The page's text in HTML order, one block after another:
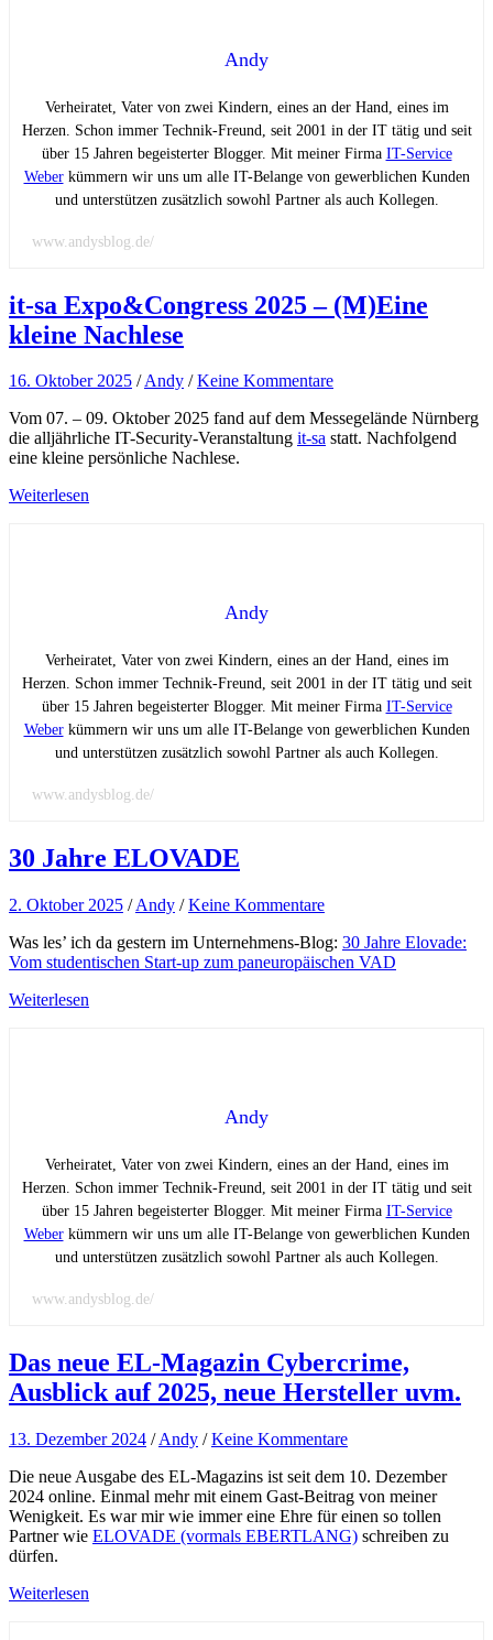
Andy
Verheiratet, Vater von zwei Kindern, eines an der Hand, eines im
Herzen. Schon immer Technik-Freund, seit 2001 in der IT tätig und seit
über 15 Jahren begeisterter Blogger. Mit meiner Firma IT-Service
Weberkümmern wir uns um alle IT-Belange von gewerblichen Kunden
und unterstützen zusätzlich sowohl Partner als auch Kollegen.
www.andysblog.de/
it-sa Expo&Congress 2025 – (M)Eine
kleine Nachlese
16. Oktober 2025 /Andy /Keine Kommentare
Vom 07. – 09. Oktober 2025 fand auf dem Messegelände Nürnberg
die alljährliche IT-Security-Veranstaltung it-sa statt. Nachfolgend
eine kleine persönliche Nachlese.
Weiterlesen
Andy
Verheiratet, Vater von zwei Kindern, eines an der Hand, eines im
Herzen. Schon immer Technik-Freund, seit 2001 in der IT tätig und seit
über 15 Jahren begeisterter Blogger. Mit meiner Firma IT-Service
Weberkümmern wir uns um alle IT-Belange von gewerblichen Kunden
und unterstützen zusätzlich sowohl Partner als auch Kollegen.
www.andysblog.de/
30 Jahre ELOVADE
2. Oktober 2025 /Andy /Keine Kommentare
Was les’ ich da gestern im Unternehmens-Blog: 30 Jahre Elovade:
Vom studentischen Start-up zum paneuropäischen VAD
Weiterlesen
Andy
Verheiratet, Vater von zwei Kindern, eines an der Hand, eines im
Herzen. Schon immer Technik-Freund, seit 2001 in der IT tätig und seit
über 15 Jahren begeisterter Blogger. Mit meiner Firma IT-Service
Weberkümmern wir uns um alle IT-Belange von gewerblichen Kunden
und unterstützen zusätzlich sowohl Partner als auch Kollegen.
www.andysblog.de/
Das neue EL-Magazin Cybercrime,
Ausblick auf 2025, neue Hersteller uvm.
13. Dezember 2024 /Andy /Keine Kommentare
Die neue Ausgabe des EL-Magazins ist seit dem 10. Dezember
2024 online. Einmal mehr mit einem Gast-Beitrag von meiner
Wenigkeit. Es war mir wie immer eine Ehre für einen so tollen
Partner wie ELOVADE (vormals EBERTLANG) schreiben zu
dürfen.
Weiterlesen